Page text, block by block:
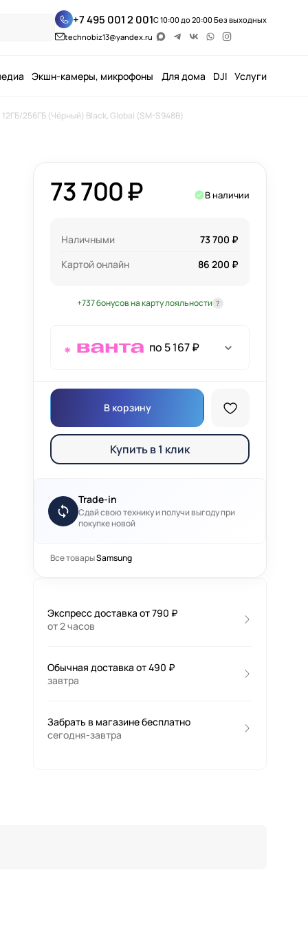
+7 495 001 2 001С 10:00 до 20:00 Без выходных
technobiz13@yandex.ru
Экшн-камеры, микрофоны Для дома DJI Услуги
256ГБ (Чёрный) Black, Global (SM-S948B)
73 700 ₽ В наличии
Наличными
73 700 ₽
Картой онлайн
86 200 ₽
+737 бонусов на карту лояльности ?
по 5 167 ₽
В корзину
Купить в 1 клик
Trade-in
Сдай свою технику и получи выгоду при
покупке новой
Все товарыSamsung
Экспресс доставка от 790 ₽
от 2 часов
Обычная доставка от 490 ₽
завтра
Забрать в магазине бесплатно
сегодня-завтра